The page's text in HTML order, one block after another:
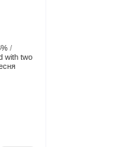
with two